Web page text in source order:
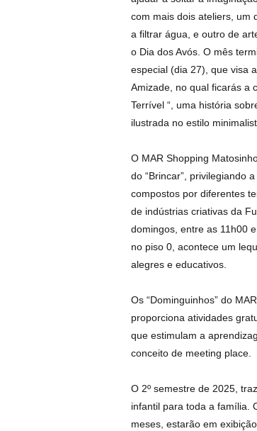
com mais dois ateliers, um
a filtrar água, e outro de
o Dia dos Avós. O mês
especial (dia 27), que visa
Amizade, no qual ficarás a
Terrível “, uma história
ilustrada no estilo
O MAR Shopping
do “Brincar”, privilegiando
compostos por diferentes
de indústrias criativas da
domingos, entre as 11h00
no piso 0, acontece um
alegres e educativos.
Os “Dominguinhos” do
proporciona atividades
que estimulam a
conceito de meeting place.
O 2º semestre de 2025,
infantil para toda a família.
meses, estarão em